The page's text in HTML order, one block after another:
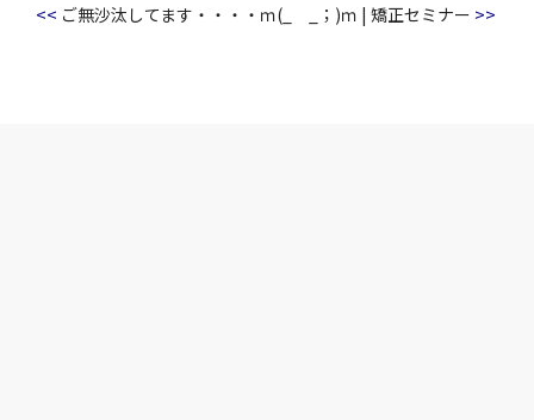
<< ご無沙汰してます・・・・ｍ(_ _；)ｍ | 矯正セミナー >>